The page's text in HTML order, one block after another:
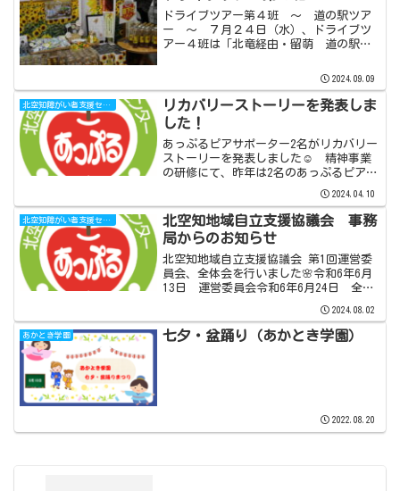
ドライブツアー第４班 ～ 道の駅ツア
ー ～ ７月２４日（水）、ドライブツ
アー４班は「北竜経由・留萌 道の駅ツ
使って、曇り空の中ではありましたが予
ンビニに立ち寄りジュース...
2024.09.09
北空知障がい者支援センターあっぷる
リカバリーストーリーを発表しま
した！
あっぷるピアサポーター2名がリカバリー
ストーリーを発表しました☺ 精神事業
の研修にて、昨年は2名のあっぷるピアサ
ポーターがリカバリーストーリーを発表
しました。 リカバリーストーリーと
は、自身の精神疾患の発病時から回復ま
での大変だった病気のエ...
2024.04.10
北空知障がい者支援センターあっぷる
北空知地域自立支援協議会 事務
局からのお知らせ
北空知地域自立支援協議会 第1回運営委
員会、全体会を行いました🌸令和6年6月
13日 運営委員会令和6年6月24日 全体
認され、今年度の事業計画がやっと開始
されることになりました。今日は、今年
度予定している...
2024.08.02
あかとき学園 七夕・盆踊り（あかとき学園）
2022.08.20